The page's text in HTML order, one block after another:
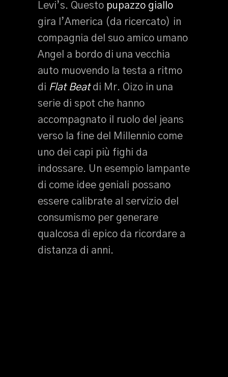
Levi’s. Questo pupazzo giallo
gira l’America (da ricercato) in
compagnia del suo amico umano
Angel a bordo di una vecchia
auto muovendo la testa a ritmo
di Flat Beat di Mr. Oizo in una
serie di spot che hanno
accompagnato il ruolo del jeans
verso la fine del Millennio come
uno dei capi più fighi da
indossare. Un esempio lampante
di come idee geniali possano
essere calibrate al servizio del
consumismo per generare
qualcosa di epico da ricordare a
distanza di anni.